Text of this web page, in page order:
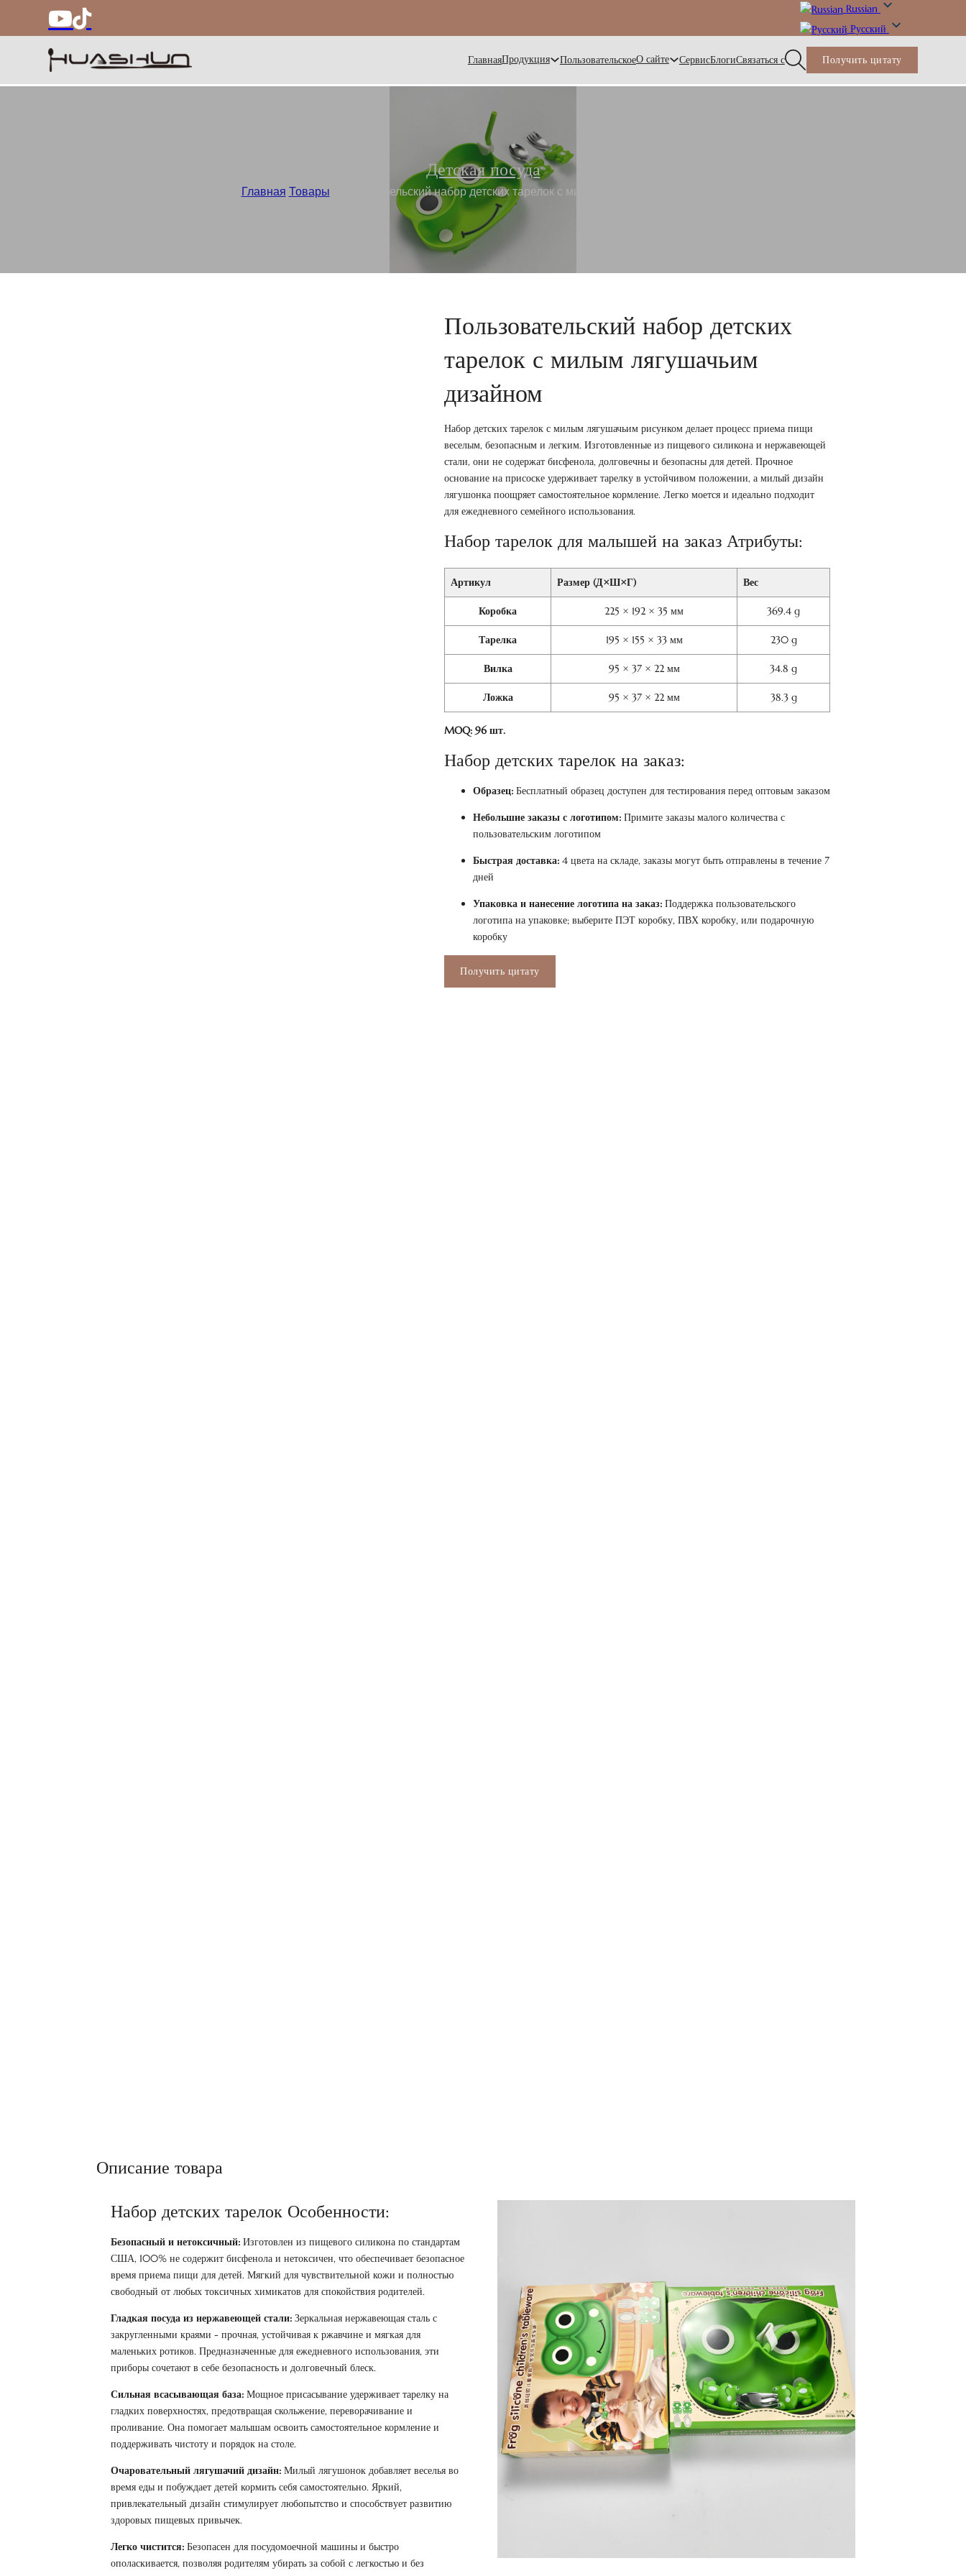
Russian
Русский
ГлавнаяПродукция ПользовательскоеО сайте СервисБлогиСвязаться с Получить цитату
Детская посуда
Главная Товары Пользовательский набор детских тарелок с милым лягушачьим дизайном
Пользовательский набор детских
тарелок с милым лягушачьим
дизайном
Набор детских тарелок с милым лягушачьим рисунком делает процесс приема пищи
веселым, безопасным и легким. Изготовленные из пищевого силикона и нержавеющей
стали, они не содержат бисфенола, долговечны и безопасны для детей. Прочное
основание на присоске удерживает тарелку в устойчивом положении, а милый дизайн
лягушонка поощряет самостоятельное кормление. Легко моется и идеально подходит
для ежедневного семейного использования.
Набор тарелок для малышей на заказ Атрибуты:
Артикул Размер (Д×Ш×Г) Вес
Коробка 225 × 192 × 35 мм 369.4 g
Тарелка 195 × 155 × 33 мм 230 g
Вилка 95 × 37 × 22 мм 34.8 g
Ложка 95 × 37 × 22 мм 38.3 g
MOQ: 96 шт.
Набор детских тарелок на заказ:
Образец: Бесплатный образец доступен для тестирования перед оптовым заказом
Небольшие заказы с логотипом: Примите заказы малого количества с
пользовательским логотипом
Быстрая доставка: 4 цвета на складе, заказы могут быть отправлены в течение 7
дней
Упаковка и нанесение логотипа на заказ: Поддержка пользовательского
логотипа на упаковке; выберите ПЭТ коробку, ПВХ коробку, или подарочную
коробку
Получить цитату
Описание товара
Набор детских тарелок Особенности:
Безопасный и нетоксичный:Изготовлен из пищевого силикона по стандартам
США, 100% не содержит бисфенола и нетоксичен, что обеспечивает безопасное
время приема пищи для детей. Мягкий для чувствительной кожи и полностью
свободный от любых токсичных химикатов для спокойствия родителей.
Гладкая посуда из нержавеющей стали: Зеркальная нержавеющая сталь с
закругленными краями - прочная, устойчивая к ржавчине и мягкая для
маленьких ротиков. Предназначенные для ежедневного использования, эти
приборы сочетают в себе безопасность и долговечный блеск.
Сильная всасывающая база:Мощное присасывание удерживает тарелку на
гладких поверхностях, предотвращая скольжение, переворачивание и
проливание. Она помогает малышам освоить самостоятельное кормление и
поддерживать чистоту и порядок на столе.
Очаровательный лягушачий дизайн: Милый лягушонок добавляет веселья во
время еды и побуждает детей кормить себя самостоятельно. Яркий,
привлекательный дизайн стимулирует любопытство и способствует развитию
здоровых пищевых привычек.
Легко чистится:Безопасен для посудомоечной машины и быстро
ополаскивается, позволяя родителям убирать за собой с легкостью и без